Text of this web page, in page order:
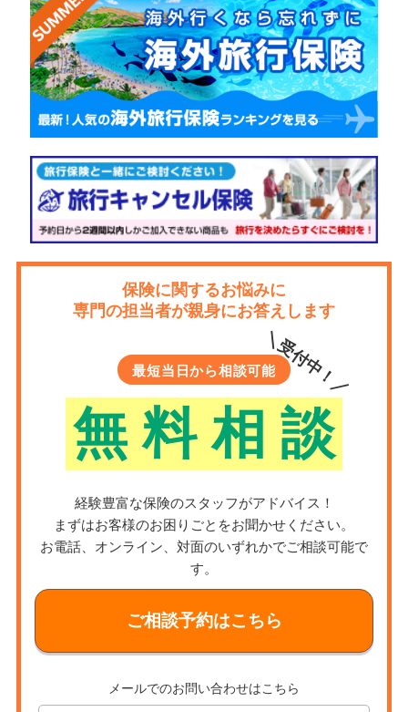
保険に関するお悩みに
専門の担当者が親身にお答えします
最短当日から相談可能
無 料 相 談
＼受付中！／
経験豊富な保険のスタッフがアドバイス！
まずはお客様のお困りごとをお聞かせください。
お電話、オンライン、対面のいずれかでご相談可能で
す。
ご相談予約はこちら
メールでのお問い合わせはこちら